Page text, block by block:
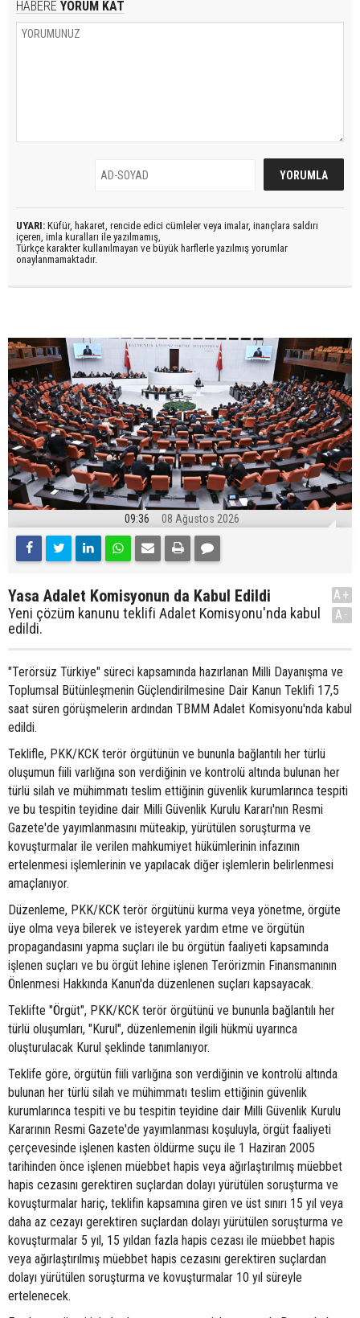
HABERE YORUM KAT
UYARI: Küfür, hakaret, rencide edici cümleler veya imalar, inançlara saldırı
içeren, imla kuralları ile yazılmamış,
Türkçe karakter kullanılmayan ve büyük harflerle yazılmış yorumlar
onaylanmamaktadır.
09:36 08 Ağustos 2026
Yasa Adalet Komisyonun da Kabul Edildi
Yeni çözüm kanunu teklifi Adalet Komisyonu'nda kabul
edildi.
A+
A-
"Terörsüz Türkiye" süreci kapsamında hazırlanan Milli Dayanışma ve
Toplumsal Bütünleşmenin Güçlendirilmesine Dair Kanun Teklifi 17,5
saat süren görüşmelerin ardından TBMM Adalet Komisyonu'nda kabul
edildi.
Teklifle, PKK/KCK terör örgütünün ve bununla bağlantılı her türlü
oluşumun fiili varlığına son verdiğinin ve kontrolü altında bulunan her
türlü silah ve mühimmatı teslim ettiğinin güvenlik kurumlarınca tespiti
ve bu tespitin teyidine dair Milli Güvenlik Kurulu Kararı'nın Resmi
Gazete'de yayımlanmasını müteakip, yürütülen soruşturma ve
kovuşturmalar ile verilen mahkumiyet hükümlerinin infazının
ertelenmesi işlemlerinin ve yapılacak diğer işlemlerin belirlenmesi
amaçlanıyor.
Düzenleme, PKK/KCK terör örgütünü kurma veya yönetme, örgüte
üye olma veya bilerek ve isteyerek yardım etme ve örgütün
propagandasını yapma suçları ile bu örgütün faaliyeti kapsamında
işlenen suçları ve bu örgüt lehine işlenen Terörizmin Finansmanının
Önlenmesi Hakkında Kanun'da düzenlenen suçları kapsayacak.
Teklifte "Örgüt", PKK/KCK terör örgütünü ve bununla bağlantılı her
türlü oluşumları, "Kurul", düzenlemenin ilgili hükmü uyarınca
oluşturulacak Kurul şeklinde tanımlanıyor.
Teklife göre, örgütün fiili varlığına son verdiğinin ve kontrolü altında
bulunan her türlü silah ve mühimmatı teslim ettiğinin güvenlik
kurumlarınca tespiti ve bu tespitin teyidine dair Milli Güvenlik Kurulu
Kararının Resmi Gazete'de yayımlanması koşuluyla, örgüt faaliyeti
çerçevesinde işlenen kasten öldürme suçu ile 1 Haziran 2005
tarihinden önce işlenen müebbet hapis veya ağırlaştırılmış müebbet
hapis cezasını gerektiren suçlardan dolayı yürütülen soruşturma ve
kovuşturmalar hariç, teklifin kapsamına giren ve üst sınırı 15 yıl veya
daha az cezayı gerektiren suçlardan dolayı yürütülen soruşturma ve
kovuşturmalar 5 yıl, 15 yıldan fazla hapis cezası ile müebbet hapis
veya ağırlaştırılmış müebbet hapis cezasını gerektiren suçlardan
dolayı yürütülen soruşturma ve kovuşturmalar 10 yıl süreyle
ertelenecek.